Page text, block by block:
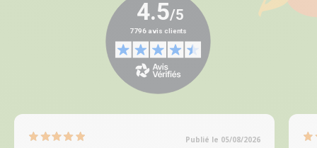
Publié le 05/08/2026